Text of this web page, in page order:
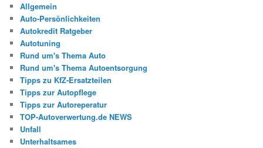
Allgemein
Auto-Persönlichkeiten
Autokredit Ratgeber
Autotuning
Rund um's Thema Auto
Rund um's Thema Autoentsorgung
Tipps zu KfZ-Ersatzteilen
Tipps zur Autopflege
Tipps zur Autoreperatur
TOP-Autoverwertung.de NEWS
Unfall
Unterhaltsames